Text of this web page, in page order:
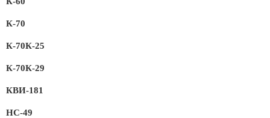
К-70
К-70К-25
К-70К-29
КВИ-181
НС-49